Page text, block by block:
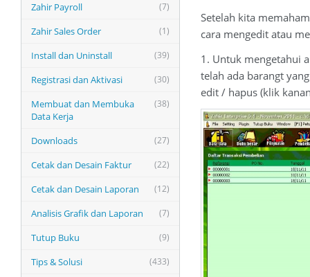
(7)
Zahir Payroll
(1)
Zahir Sales Order
(39)
Install dan Uninstall
(30)
Registrasi dan Aktivasi
(38)
Membuat dan Membuka
Data Kerja
(27)
Downloads
(22)
Cetak dan Desain Faktur
(12)
Cetak dan Desain Laporan
(7)
Analisis Grafik dan Laporan
(9)
Tutup Buku
(433)
Tips & Solusi
Setelah kita
cara mengedit atau
1. Untuk mengetahui
telah ada barangt
edit / hapus (klik